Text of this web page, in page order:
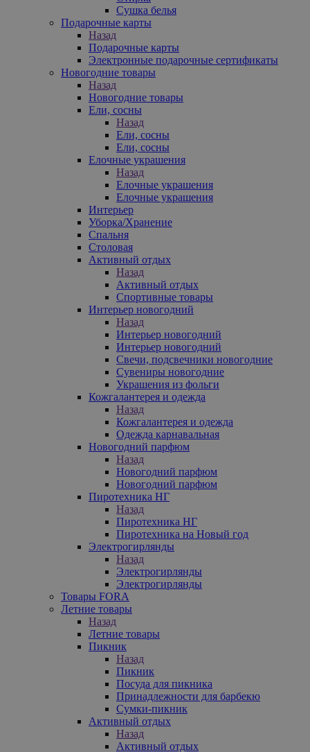
Сушка белья
Подарочные карты
Назад
Подарочные карты
Электронные подарочные сертификаты
Новогодние товары
Назад
Новогодние товары
Ели, сосны
Назад
Ели, сосны
Ели, сосны
Елочные украшения
Назад
Елочные украшения
Елочные украшения
Интерьер
Уборка/Хранение
Спальня
Столовая
Активный отдых
Назад
Активный отдых
Спортивные товары
Интерьер новогодний
Назад
Интерьер новогодний
Интерьер новогодний
Свечи, подсвечники новогодние
Сувениры новогодние
Украшения из фольги
Кожгалантерея и одежда
Назад
Кожгалантерея и одежда
Одежда карнавальная
Новогодний парфюм
Назад
Новогодний парфюм
Новогодний парфюм
Пиротехника НГ
Назад
Пиротехника НГ
Пиротехника на Новый год
Электрогирлянды
Назад
Электрогирлянды
Электрогирлянды
Товары FORA
Летние товары
Назад
Летние товары
Пикник
Назад
Пикник
Посуда для пикника
Принадлежности для барбекю
Сумки-пикник
Активный отдых
Назад
Активный отдых